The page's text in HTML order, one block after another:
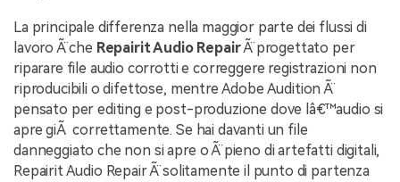
La principale differenza nella maggior parte dei flussi di
lavoro Ã¨ che Repairit Audio RepairÃ¨ progettato per
riparare file audio corrotti e correggere registrazioni non
riproducibili o difettose, mentre Adobe Audition Ã¨
pensato per editing e post-produzione dove lâ€™audio si
apre giÃ correttamente. Se hai davanti un file
danneggiato che non si apre o Ã¨ pieno di artefatti digitali,
Repairit Audio Repair Ã¨ solitamente il punto di partenza